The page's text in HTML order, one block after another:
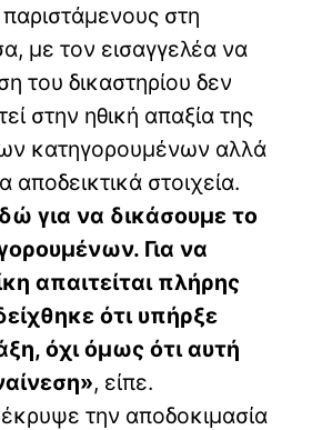
στη
με τον εισαγγελέα να
του δικαστηρίου δεν
στην ηθική απαξία της
κατηγορουμένων αλλά
αποδεικτικά στοιχεία.
για να δικάσουμε το
Για να
απαιτείται πλήρης
ότι υπήρξε
όχι όμως ότι αυτή
, είπε.
την αποδοκιμασία